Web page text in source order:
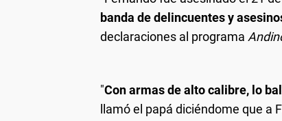
banda de delincuentes y
declaraciones al programa
"Con armas de alto calibre, lo
llamó el papá diciéndome que